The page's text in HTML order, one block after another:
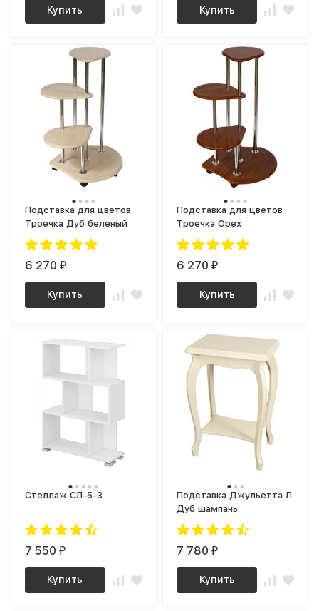
Купить Купить
Подставка для цветов
Троечка Дуб беленый
6 270₽
Купить
Подставка для цветов
Троечка Орех
6 270₽
Купить
Стеллаж СЛ-5-3
7 550₽
Купить
Подставка Джульетта Л
Дуб шампань
7 780₽
Купить